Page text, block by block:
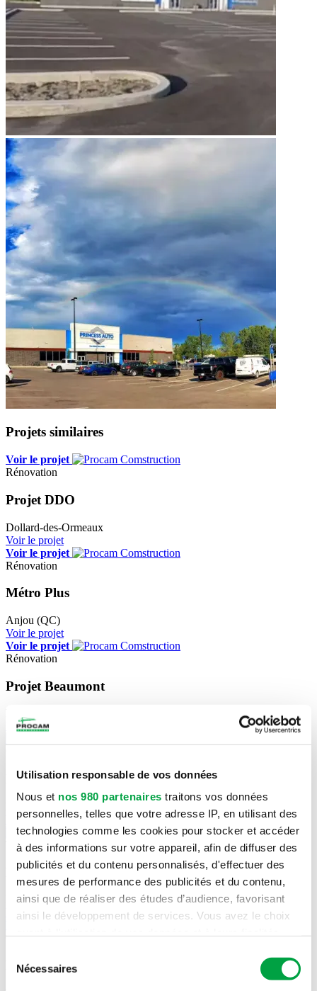
Utilisation responsable de vos données
Nous et nos 980 partenaires traitons vos données
personnelles, telles que votre adresse IP, en utilisant des
technologies comme les cookies pour stocker et accéder
à des informations sur votre appareil, afin de diffuser des
publicités et du contenu personnalisés, d'effectuer des
mesures de performance des publicités et du contenu,
ainsi que de réaliser des études d’audience, favorisant
ainsi le développement de services. Vous avez le choix
tout moment en consultant la Déclaration relative aux
cookies ou en cliquant sur l'icône de confidentialité.
Nécessaires
Projets similaires
Voir le projet
Rénovation
Projet DDO
Dollard-des-Ormeaux
Voir le projet
Voir le projet
Rénovation
Métro Plus
Anjou (QC)
Voir le projet
Voir le projet
Rénovation
Projet Beaumont
Voir le projet
Bâtiment H1A L’Équipeur
Voir le projet
Voir le projet
Travaux civils
McDonald’s
Lasalle
Voir le projet
Construction neuve
Réno Dépôt